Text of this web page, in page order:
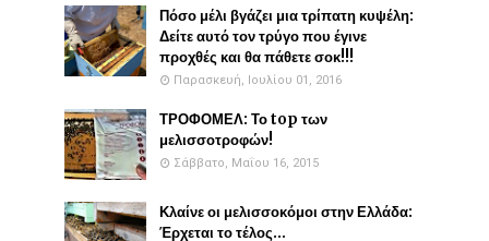
Πόσο μέλι βγάζει μια τρίπατη κυψέλη:
Δείτε αυτό τον τρύγο που έγινε
προχθές και θα πάθετε σοκ!!!
Παρασκευή, Ιουλίου 01, 2016
ΤΡΟΦΟΜΕΛ: Το top των
μελισσοτροφών!
Σάββατο, Μαΐου 16, 2015
Κλαίνε οι μελισσοκόμοι στην Ελλάδα:
Έρχεται το τέλος...